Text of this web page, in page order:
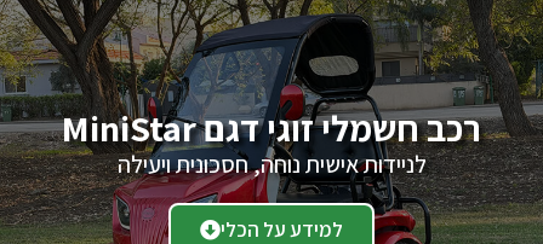
רכב חשמלי זוגי דגם MiniStar
לניידות אישית נוחה, חסכונית ויעילה
למידע על הכלי